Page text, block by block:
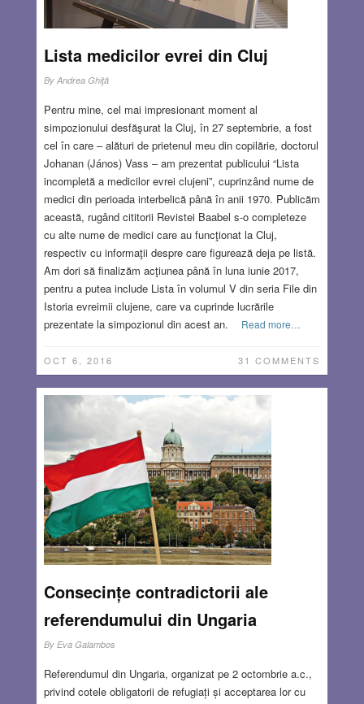
Lista medicilor evrei din Cluj
By Andrea Ghiţă
Pentru mine, cel mai impresionant moment al
simpozionului desfăşurat la Cluj, în 27 septembrie, a fost
cel în care – alături de prietenul meu din copilărie, doctorul
Johanan (János) Vass – am prezentat publicului “Lista
incompletă a medicilor evrei clujeni”, cuprinzând nume de
medici din perioada interbelică până în anii 1970. Publicăm
această, rugând cititorii Revistei Baabel s-o completeze
cu alte nume de medici care au funcţionat la Cluj,
respectiv cu informaţii despre care figurează deja pe listă.
Am dori să finalizăm acţiunea până în luna iunie 2017,
pentru a putea include Lista în volumul V din seria File din
Istoria evreimii clujene, care va cuprinde lucrările
prezentate la simpozionul din acest an.
Read more…
OCT 6, 2016 31 COMMENTS
Consecințe contradictorii ale
referendumului din Ungaria
By Eva Galambos
Referendumul din Ungaria, organizat pe 2 octombrie a.c.,
privind cotele obligatorii de refugiați și acceptarea lor cu